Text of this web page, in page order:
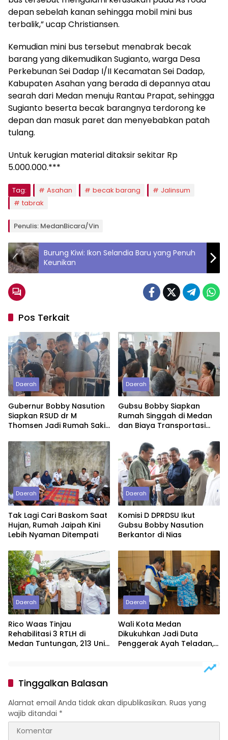
depan sebelah kanan sehingga mobil mini bus
terbalik,” ucap Christiansen.
Kemudian mini bus tersebut menabrak becak
barang yang dikemudikan Sugianto, warga Desa
Perkebunan Sei Dadap I/II Kecamatan Sei Dadap,
Kabupaten Asahan yang berada di depannya atau
searah dari Medan menuju Rantau Prapat, sehingga
Sugianto beserta becak barangnya terdorong ke
depan dan masuk paret dan menyebabkan patah
tulang.
Untuk kerugian material ditaksir sekitar Rp
5.000.000.***
Tag: Asahan becak barang
Jalinsum
tabrak
Penulis: MedanBicara/Vin
Burung Kiwi: Ikon Selandia Baru yang Penuh
Keunikan
Pos Terkait
Daerah
Gubernur Bobby Nasution
Siapkan RSUD dr M
Thomsen Jadi Rumah Sakit
Daerah
Gubsu Bobby Siapkan
Rumah Singgah di Medan
dan Biaya Transportasi
Penderita Suspek Leukemia
Asal Nias Barat
Daerah
Tak Lagi Cari Baskom Saat
Hujan, Rumah Jaipah Kini
Lebih Nyaman Ditempati
Daerah
Komisi D DPRDSU Ikut
Gubsu Bobby Nasution
Berkantor di Nias
Daerah
Rico Waas Tinjau
Rehabilitasi 3 RTLH di
Medan Tuntungan, 213 Unit
Daerah
Wali Kota Medan
Dikukuhkan Jadi Duta
Penggerak Ayah Teladan,
Tinggalkan Balasan
Alamat email Anda tidak akan dipublikasikan. Ruas yang
wajib ditandai *